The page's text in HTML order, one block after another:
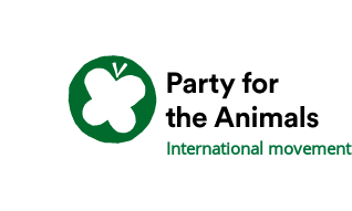
International movement